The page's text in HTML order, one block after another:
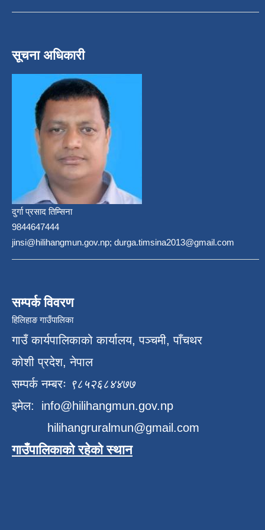
सूचना अधिकारी
दुर्गा प्रसाद तिम्सिना
9844647444
jinsi@hilihangmun.gov.np; durga.timsina2013@gmail.com
सम्पर्क विवरण
हिलिहाङ गाउँपालिका
गाउँ कार्यपालिकाको कार्यालय, पञ्चमी, पाँचथर
कोशी प्रदेश, नेपाल
सम्पर्क नम्बरः ९८५२६८४४७७
इमेल: info@hilihangmun.gov.np
hilihangruralmun@gmail.com
गाउँपालिकाको रहेको स्थान